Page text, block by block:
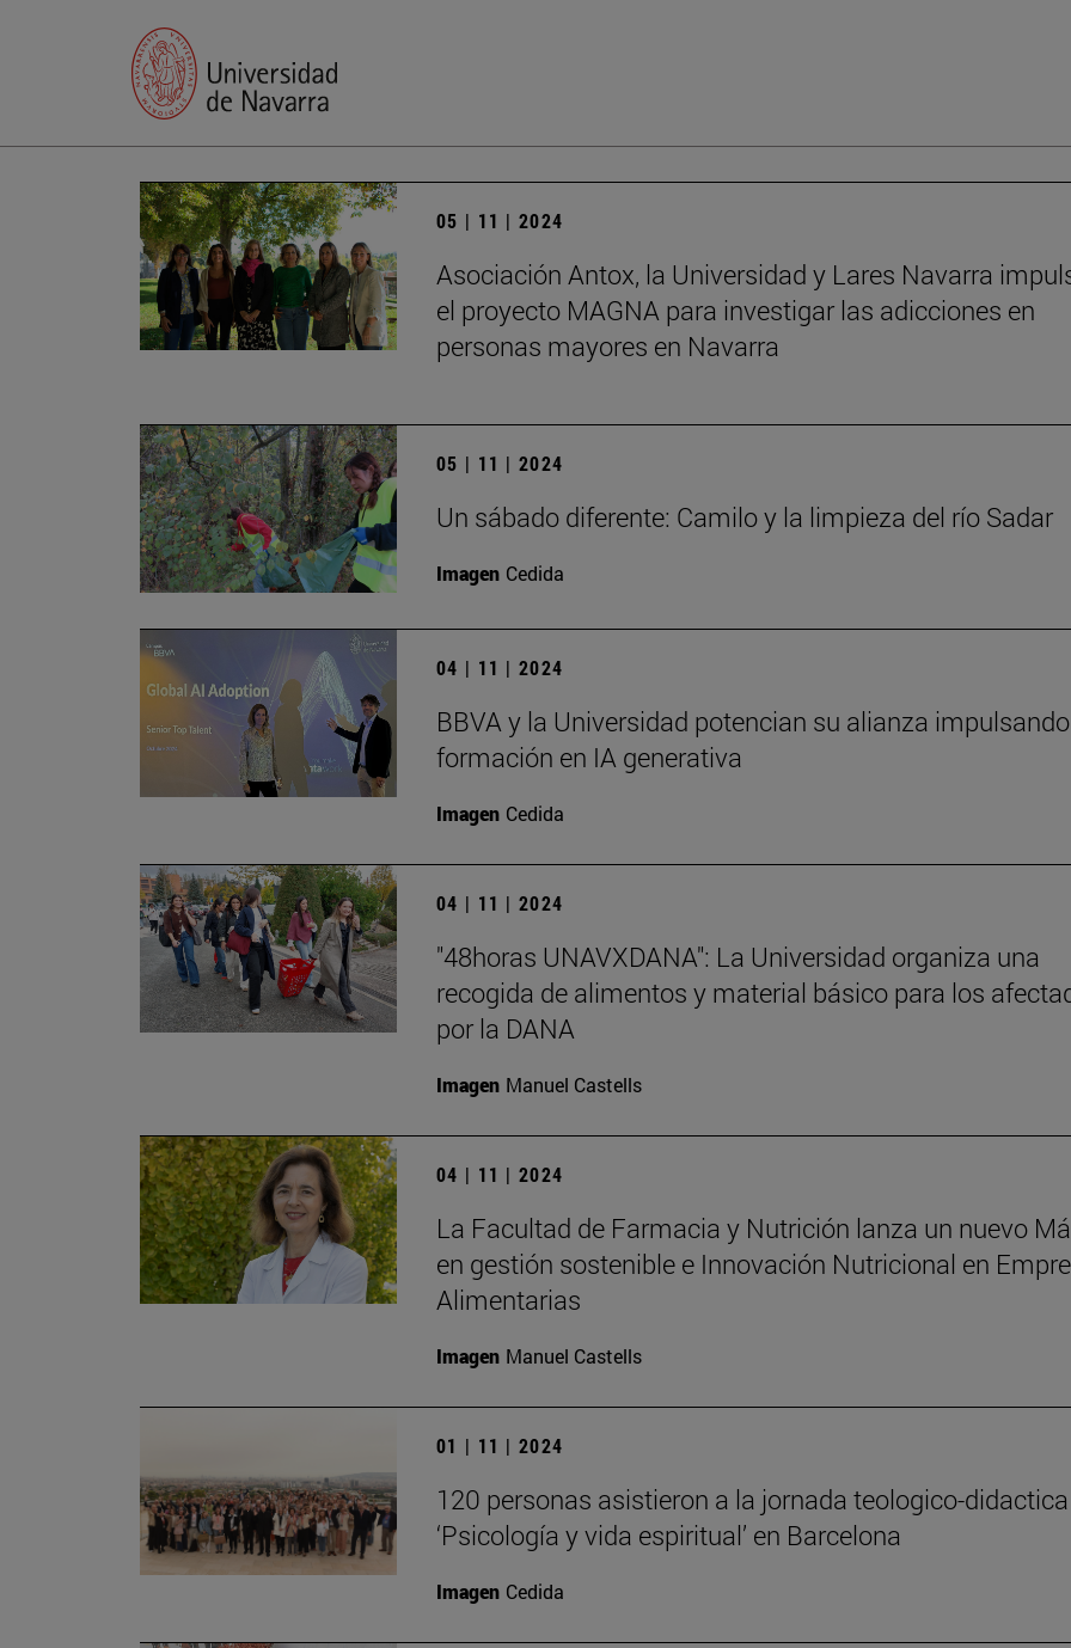
05 | 11 | 2024
Asociación Antox, la Universidad y Lares Navarra
el proyecto MAGNA para investigar las adicciones en
personas mayores en Navarra
05 | 11 | 2024
Un sábado diferente: Camilo y la limpieza del río Sadar
Imagen Cedida
04 | 11 | 2024
BBVA y la Universidad potencian su alianza
formación en IA generativa
Imagen Cedida
04 | 11 | 2024
"48horas UNAVXDANA": La Universidad organiza una
recogida de alimentos y material básico para los
por la DANA
Imagen Manuel Castells
04 | 11 | 2024
La Facultad de Farmacia y Nutrición lanza un nuevo
en gestión sostenible e Innovación Nutricional en
Alimentarias
Imagen Manuel Castells
01 | 11 | 2024
120 personas asistieron a la jornada teologico-didactica
‘Psicología y vida espiritual’ en Barcelona
Imagen Cedida